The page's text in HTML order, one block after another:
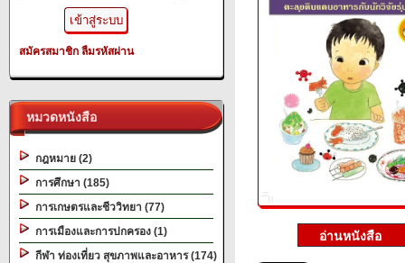
สมัครสมาชิก ลืมรหัสผ่าน
หมวดหนังสือ
กฎหมาย (2)
การศึกษา (185)
การเกษตรและชีววิทยา (77)
การเมืองและการปกครอง (1)
กีฬา ท่องเที่ยว สุขภาพและอาหาร (174)